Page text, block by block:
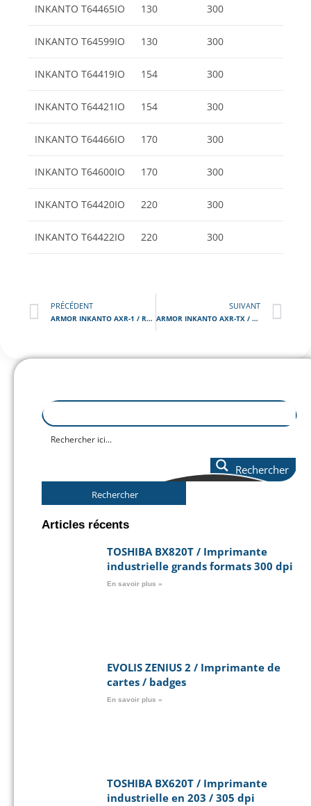
INKANTO T64465IO 130 300
INKANTO T64599IO 130 300
INKANTO T64419IO 154 300
INKANTO T64421IO 154 300
INKANTO T64466IO 170 300
INKANTO T64600IO 170 300
INKANTO T64420IO 220 300
INKANTO T64422IO 220 300
PRÉCÉDENT
ARMOR INKANTO AXR-1 / Ruban transfert thermique Résine couleur noire
SUIVANT
ARMOR INKANTO AXR-TX / Ruban transfert thermique Résine spécial industrie textile
Rechercher
Rechercher
Articles récents
TOSHIBA BX820T / Imprimante
industrielle grands formats 300 dpi
En savoir plus »
EVOLIS ZENIUS 2 / Imprimante de
cartes / badges
En savoir plus »
TOSHIBA BX620T / Imprimante
industrielle en 203 / 305 dpi